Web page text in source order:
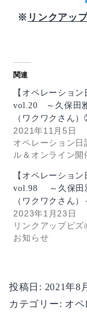
※ リンクアッ
関連
【オペレーション
vol.20 ～久保田
（ワクワクさん
2021年11月5日
オペレーション日
ル＆オンライン開
【オペレーション
vol.98 ～久保田
（ワクワクさん）
2023年1月23日
リンクアップビズ
お知らせ
投稿日: 2021年8
カテゴリー: オ